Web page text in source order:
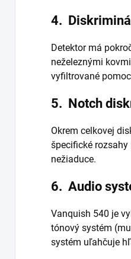
4.
Detektor má
neželeznými
vyfiltrované
5. Notch
Okrem celkovej
špecifické
nežiaduce.
6. Audio
Vanquish 540 je
tónový systém
systém uľahčuje